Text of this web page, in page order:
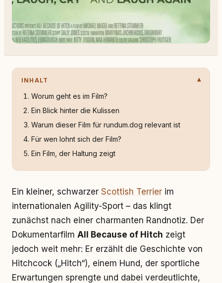
INHALT
Worum geht es im Film?
Ein Blick hinter die Kulissen
Warum dieser Film für rundum.dog relevant ist
Für wen lohnt sich der Film?
Ein Film, der Haltung zeigt
Ein kleiner, schwarzer Scottish Terrier im
internationalen Agility-Sport – das klingt
zunächst nach einer charmanten Randnotiz. Der
Dokumentarfilm All Because of Hitch zeigt
jedoch weit mehr: Er erzählt die Geschichte von
Hitchcock („Hitch“), einem Hund, der sportliche
Erwartungen sprengte und dabei verdeutlichte,